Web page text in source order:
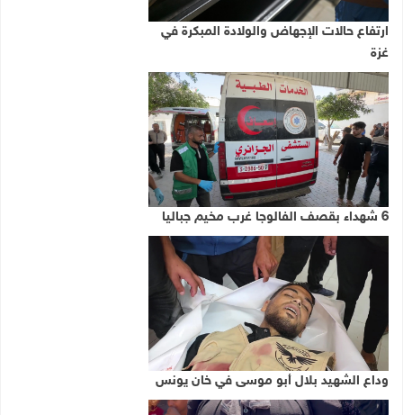
ارتفاع حالات الإجهاض والولادة المبكرة في
غزة
6 شهداء بقصف الفالوجا غرب مخيم جباليا
وداع الشهيد بلال أبو موسى في خان يونس